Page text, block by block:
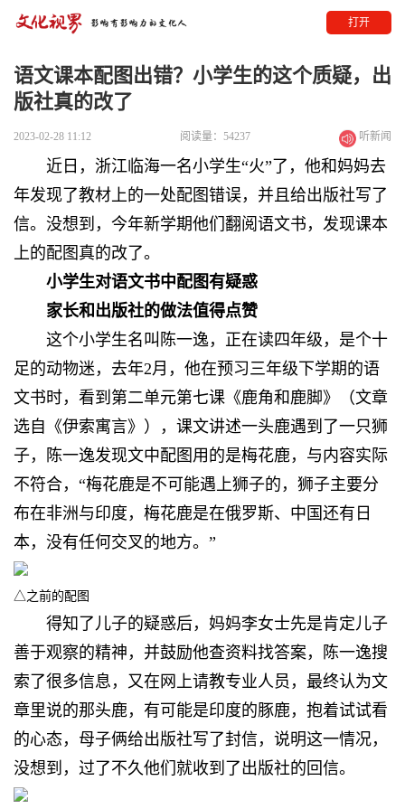
打开
语文课本配图出错？小学生的这个质疑，出
版社真的改了
2023-02-28 11:12 阅读量：54237 听新闻
近日，浙江临海一名小学生“火”了，他和妈妈去
年发现了教材上的一处配图错误，并且给出版社写了
信。没想到，今年新学期他们翻阅语文书，发现课本
上的配图真的改了。
小学生对语文书中配图有疑惑
家长和出版社的做法值得点赞
这个小学生名叫陈一逸， 正在读四年级，是个十
足的动物迷，去年2月，他在预习三年级下学期的语
文书时，看到第二单元第七课《鹿角和鹿脚》（文章
选自《伊索寓言》），课文讲述一头鹿遇到了一只狮
子，陈一逸发现文中配图用的是梅花鹿，与内容实际
不符合，“梅花鹿是不可能遇上狮子的，狮子主要分
布在非洲与印度，梅花鹿是在俄罗斯、中国还有日
本，没有任何交叉的地方。”
△之前的配图
得知了儿子的疑惑后， 妈妈李女士先是肯定儿子
善于观察的精神，并鼓励他查资料找答案，陈一逸搜
索了很多信息，又在网上请教专业人员，最终认为文
章里说的那头鹿，有可能是印度的豚鹿，抱着试试看
的心态，母子俩给出版社写了封信，说明这一情况，
没想到，过了不久他们就收到了出版社的回信。